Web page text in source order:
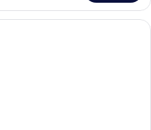
Une pièce aux murs en bois, avec